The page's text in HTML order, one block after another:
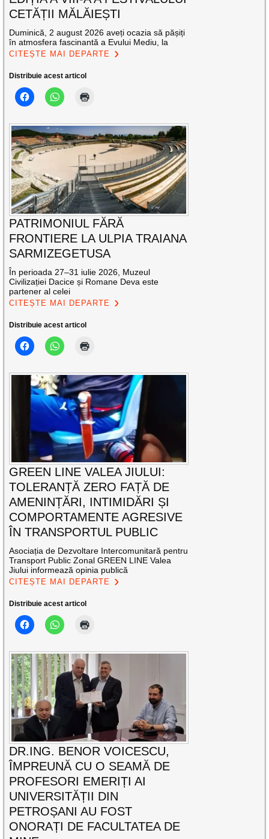
CETĂȚII MĂLĂIEȘTI
Duminică, 2 august 2026 aveți ocazia să pășiți
în atmosfera fascinantă a Evului Mediu, la
CITEȘTE MAI DEPARTE
Distribuie acest articol
PATRIMONIUL FĂRĂ
FRONTIERE LA ULPIA TRAIANA
SARMIZEGETUSA
În perioada 27–31 iulie 2026, Muzeul
Civilizației Dacice și Romane Deva este
partener al celei
CITEȘTE MAI DEPARTE
Distribuie acest articol
GREEN LINE VALEA JIULUI:
TOLERANȚĂ ZERO FAȚĂ DE
AMENINȚĂRI, INTIMIDĂRI ȘI
COMPORTAMENTE AGRESIVE
ÎN TRANSPORTUL PUBLIC
Asociația de Dezvoltare Intercomunitară pentru
Transport Public Zonal GREEN LINE Valea
Jiului informează opinia publică
CITEȘTE MAI DEPARTE
Distribuie acest articol
DR.ING. BENOR VOICESCU,
ÎMPREUNĂ CU O SEAMĂ DE
PROFESORI EMERIȚI AI
UNIVERSITĂȚII DIN
PETROȘANI AU FOST
ONORAȚI DE FACULTATEA DE